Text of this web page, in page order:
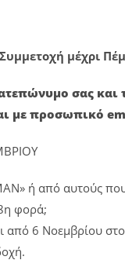
μέχρι
σας
με προσωπικό
ή από αυτούς
φορά;
από 6 Νοεμβρίου